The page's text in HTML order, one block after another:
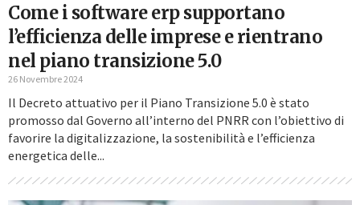
Come i software erp supportano
l’efficienza delle imprese e rientrano
nel piano transizione 5.0
26 Novembre 2024
Il Decreto attuativo per il Piano Transizione 5.0 è stato
promosso dal Governo all’interno del PNRR con l’obiettivo di
favorire la digitalizzazione, la sostenibilità e l’efficienza
energetica delle...